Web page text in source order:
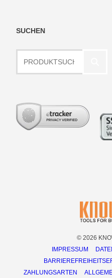
SUCHEN
© 2026
IMPRESSUM
ZAHLUNGSARTEN